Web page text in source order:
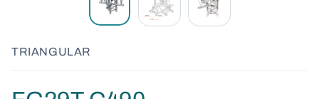
TRIANGULAR